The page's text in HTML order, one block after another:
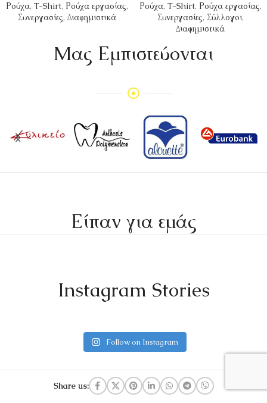
Ρούχα, T-Shirt, Ρούχα εργασίας,
Συνεργασίες, Διαφημιστικά
Ρούχα, T-Shirt, Ρούχα εργασίας,
Συνεργασίες, Σύλλογοι,
Διαφημιστικά
Mας Εμπιστεύονται
Είπαν για εμάς
Instagram Stories
Follow on Instagram
Share us: